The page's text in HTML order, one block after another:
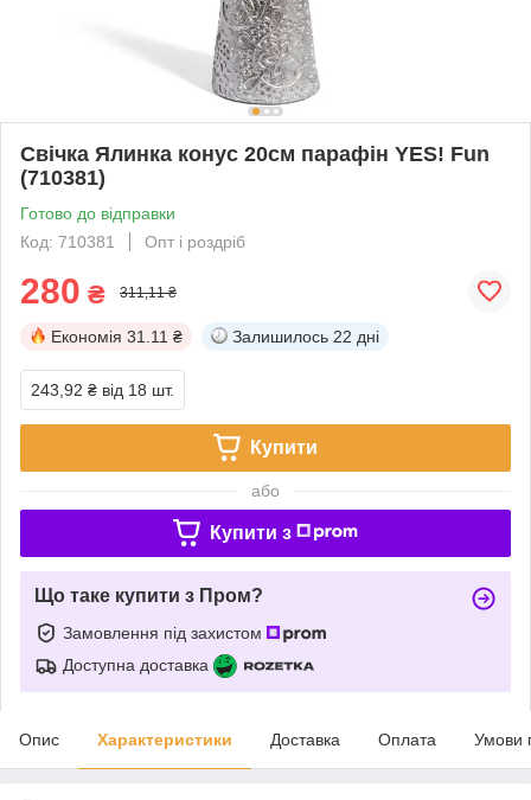
Свічка Ялинка конус 20см парафін YES! Fun
(710381)
Готово до відправки
Код: 710381
Опт і роздріб
280 ₴ 311,11 ₴
Економія 31.11 ₴ Залишилось 22 дні
243,92 ₴ від 18 шт.
Купити
або
Купити з
Що таке купити з Пром?
Замовлення під захистом
Доступна доставка
Опис Характеристики Доставка Оплата Умови